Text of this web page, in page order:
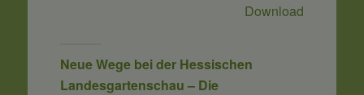
Download
Neue Wege bei der Hessischen
Landesgartenschau – Die